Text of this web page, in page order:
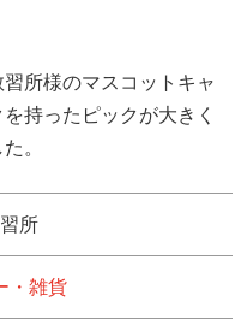
所様のマスコットキャ
持ったピックが大きく
。
所
・雑貨